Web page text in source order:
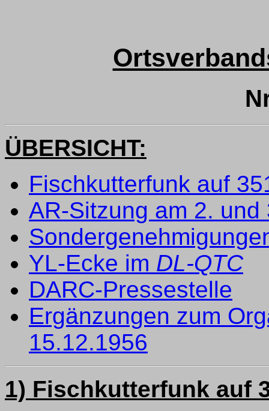
ÜBERSICHT:
Fischkutterfunk auf
AR-Sitzung am 2. und
YL-Ecke im DL-QTC
DARC-Pressestelle
Ergänzungen zum
15.12.1956
1) Fischkutterfunk auf